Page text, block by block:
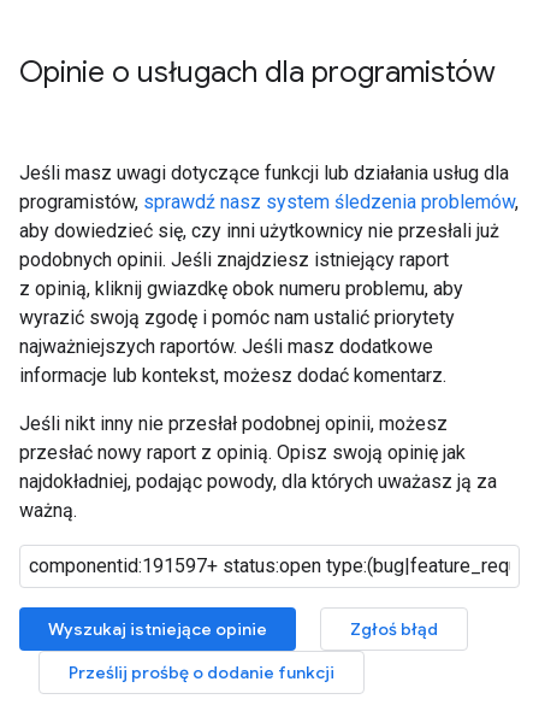
Opinie o usługach dla programistów
Jeśli masz uwagi dotyczące funkcji lub działania usług dla
programistów, sprawdź nasz system śledzenia problemów,
aby dowiedzieć się, czy inni użytkownicy nie przesłali już
podobnych opinii. Jeśli znajdziesz istniejący raport
z opinią, kliknij gwiazdkę obok numeru problemu, aby
wyrazić swoją zgodę i pomóc nam ustalić priorytety
najważniejszych raportów. Jeśli masz dodatkowe
informacje lub kontekst, możesz dodać komentarz.
Jeśli nikt inny nie przesłał podobnej opinii, możesz
przesłać nowy raport z opinią. Opisz swoją opinię jak
najdokładniej, podając powody, dla których uważasz ją za
ważną.
Wyszukaj istniejące opinie
Zgłoś błąd
Prześlij prośbę o dodanie funkcji